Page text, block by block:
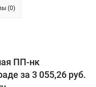
(0)
ПП-нк
за 3 055,26 руб.